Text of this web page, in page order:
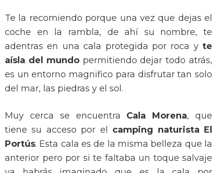
Te la recomiendo porque una vez que dejas el
coche en la rambla, de ahí su nombre, te
adentras en una cala protegida por roca y te
aísla del mundopermitiendo dejar todo atrás,
es un entorno magnifico para disfrutar tan solo
del mar, las piedras y el sol.
Muy cerca se encuentra Cala Morena, que
tiene su acceso por el camping naturista El
Portús. Esta cala es de la misma belleza que la
anterior pero por si te faltaba un toque salvaje